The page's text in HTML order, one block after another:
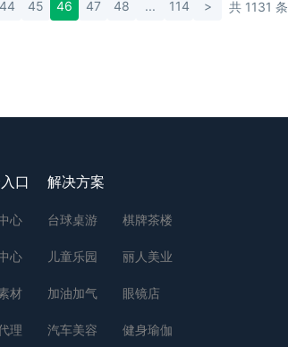
44 45 46 47 48 ... 114 > 共 1131 条
口
心
心
材
理
解决方案
台球桌游
儿童乐园
加油加气
汽车美容
棋牌茶楼
丽人美业
眼镜店
健身瑜伽